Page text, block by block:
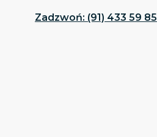
Zadzwoń: (91) 433 59 85